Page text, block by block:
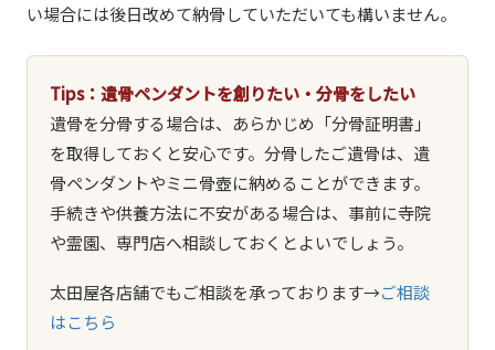
い場合には後日改めて納骨していただいても構いません。
Tips：遺骨ペンダントを創りたい・分骨をしたい
遺骨を分骨する場合は、あらかじめ「分骨証明書」
を取得しておくと安心です。分骨したご遺骨は、遺
骨ペンダントやミニ骨壺に納めることができます。
手続きや供養方法に不安がある場合は、事前に寺院
や霊園、専門店へ相談しておくとよいでしょう。
太田屋各店舗でもご相談を承っております→ご相談
はこちら